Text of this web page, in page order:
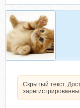
Скрытый текст.